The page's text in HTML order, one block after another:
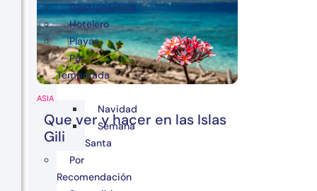
ASIA
Que ver y hacer en las Islas
Gili
Gastronómico
Hotelero
Playas
Por
Temporada
Navidad
Semana
Santa
Por
Recomendación